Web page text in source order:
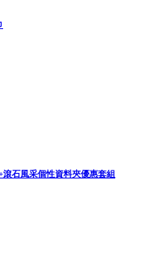
石風采個性資料夾優惠套組